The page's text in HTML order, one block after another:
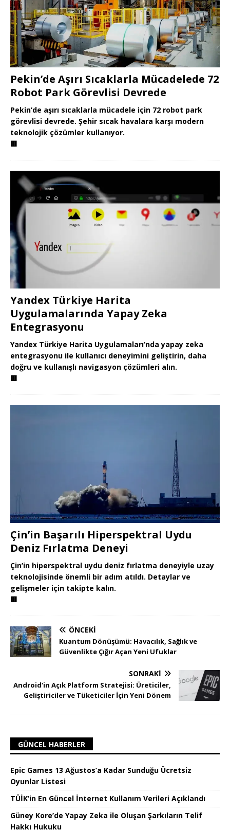
Pekin’de Aşırı Sıcaklarla Mücadelede 72
Robot Park Görevlisi Devrede
Pekin’de aşırı sıcaklarla mücadele için 72 robot park
görevlisi devrede. Şehir sıcak havalara karşı modern
teknolojik çözümler kullanıyor.
🟥
Yandex Türkiye Harita
Uygulamalarında Yapay Zeka
Entegrasyonu
Yandex Türkiye Harita Uygulamaları’nda yapay zeka
entegrasyonu ile kullanıcı deneyimini geliştirin, daha
doğru ve kullanışlı navigasyon çözümleri alın.
🟥
Çin’in Başarılı Hiperspektral Uydu
Deniz Fırlatma Deneyi
Çin’in hiperspektral uydu deniz fırlatma deneyiyle uzay
teknolojisinde önemli bir adım atıldı. Detaylar ve
gelişmeler için takipte kalın.
🟥
ÖNCEKI
Kuantum Dönüşümü: Havacılık, Sağlık ve
Güvenlikte Çığır Açan Yeni Ufuklar
SONRAKI
Android’in Açık Platform Stratejisi: Üreticiler,
Geliştiriciler ve Tüketiciler İçin Yeni Dönem
GÜNCEL HABERLER
Epic Games 13 Ağustos’a Kadar Sunduğu Ücretsiz
Oyunlar Listesi
TÜİK’in En Güncel İnternet Kullanım Verileri Açıklandı
Güney Kore’de Yapay Zeka ile Oluşan Şarkıların Telif
Hakkı Hukuku